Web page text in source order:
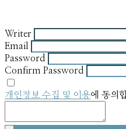
Writer
Email
Password
Confirm Password
개인정보 수집 및 이용에 동의